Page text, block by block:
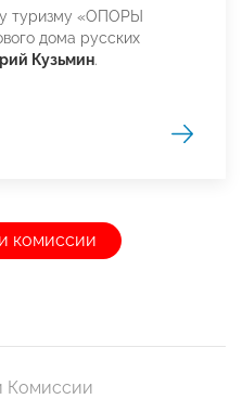
туризму «ОПОРЫ
дома русских
Кузьмин.
комиссии
Комиссии